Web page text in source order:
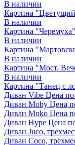
В наличии
Картина
В наличии
Картина "Черемуха"
В наличии
Картина
В наличии
Картина "Мост.
В наличии
Картина "Танец с
Диван Vibe Цена по
Диван Moby Цена
Диван Moko Цена
Диван Hype Цена
Диван Juco,
Диван Coco,